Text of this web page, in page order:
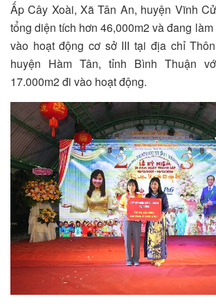
Ấp Cây Xoài, Xã Tân An, huyện Vĩnh
tổng diện tích hơn 46,000m2 và đang
vào hoạt động cơ sở III tại địa chỉ
huyện Hàm Tân, tỉnh Bình Thuận
17.000m2 đi vào hoạt động.